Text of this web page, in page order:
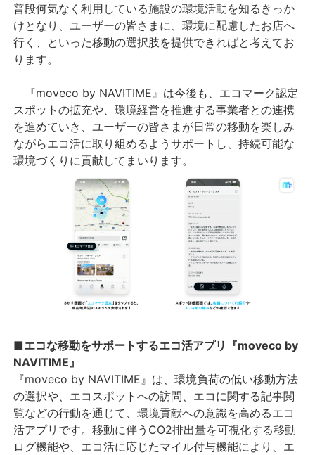
普段何気なく利用している施設の環境活動を知るきっか
けとなり、ユーザーの皆さまに、環境に配慮したお店へ
行く、といった移動の選択肢を提供できればと考えてお
ります。
『moveco by NAVITIME』は今後も、エコマーク認定
スポットの拡充や、環境経営を推進する事業者との連携
を進めていき、ユーザーの皆さまが日常の移動を楽しみ
ながらエコ活に取り組めるようサポートし、持続可能な
環境づくりに貢献してまいります。
■エコな移動をサポートするエコ活アプリ『moveco by
NAVITIME』
『moveco by NAVITIME』は、環境負荷の低い移動方法
の選択や、エコスポットへの訪問、エコに関する記事閲
覧などの行動を通じて、環境貢献への意識を高めるエコ
活アプリです。移動に伴うCO2排出量を可視化する移動
ログ機能や、エコ活に応じたマイル付与機能により、エ